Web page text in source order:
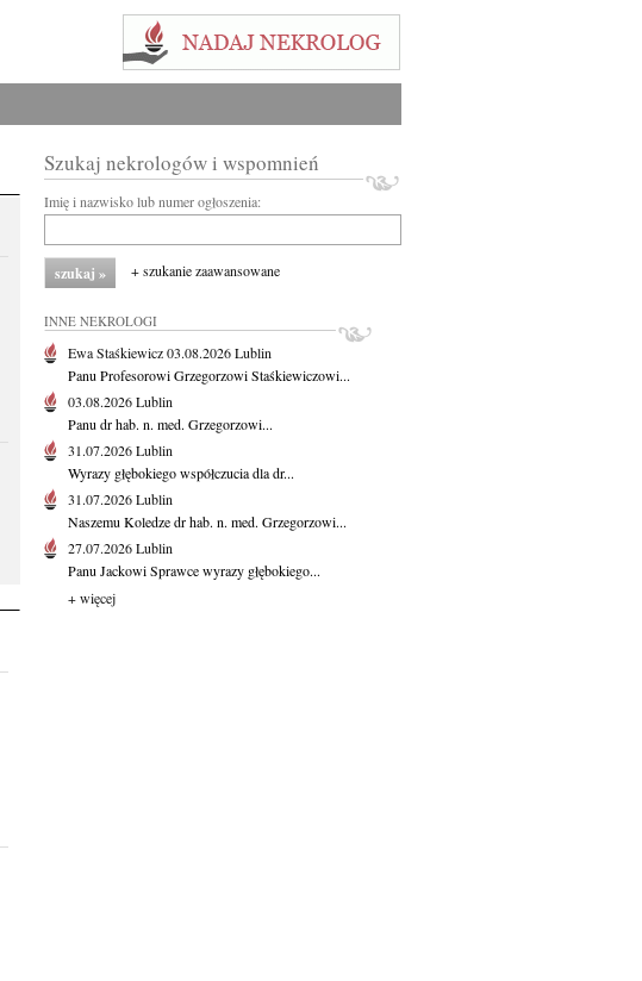
Szukaj nekrologów i wspomnień
Imię i nazwisko lub numer ogłoszenia:
+ szukanie zaawansowane
INNE NEKROLOGI
Ewa Staśkiewicz03.08.2026Lublin
Panu Profesorowi Grzegorzowi Staśkiewiczowi...
03.08.2026Lublin
Panu dr hab. n. med. Grzegorzowi...
31.07.2026Lublin
Wyrazy głębokiego współczucia dla dr...
31.07.2026Lublin
Naszemu Koledze dr hab. n. med. Grzegorzowi...
27.07.2026Lublin
Panu Jackowi Sprawce wyrazy głębokiego...
+ więcej